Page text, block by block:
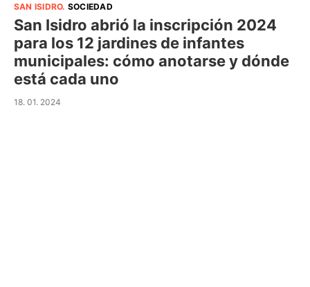
SAN ISIDRO. SOCIEDAD
San Isidro abrió la inscripción 2024
para los 12 jardines de infantes
municipales: cómo anotarse y dónde
está cada uno
18. 01. 2024